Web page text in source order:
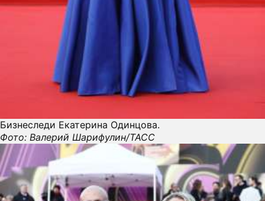
Бизнеследи Екатерина Одинцова.
Фото: Валерий Шарифулин/ТАСС